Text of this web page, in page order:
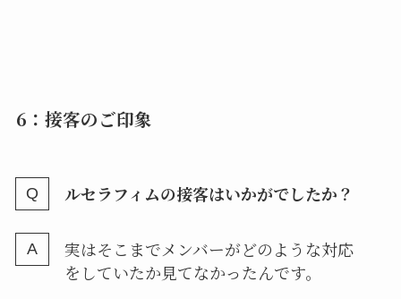
6：接客のご印象
ルセラフィムの接客はいかがでしたか？
実はそこまでメンバーがどのような対応
をしていたか見てなかったんです。